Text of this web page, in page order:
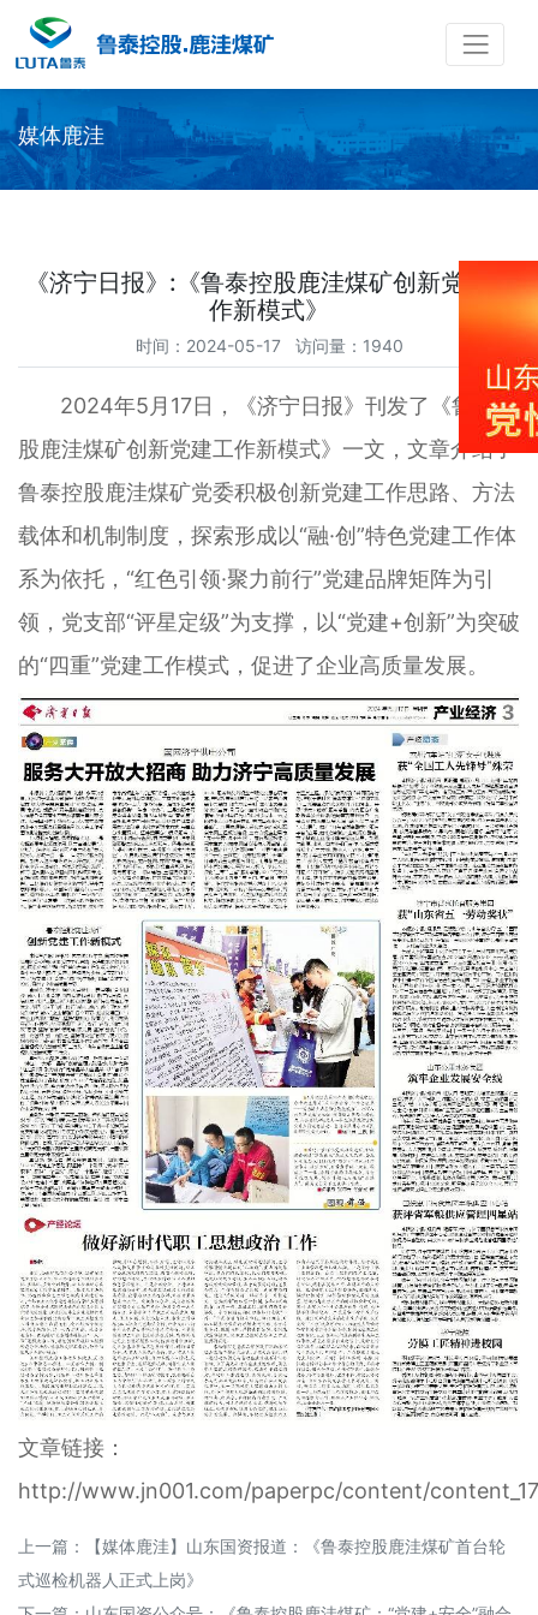
媒体鹿洼
《济宁日报》:《鲁泰控股鹿洼煤矿创新党建工
作新模式》
时间：2024-05-17 访问量：1940
2024年5月17日，《济宁日报》刊发了《鲁泰控
股鹿洼煤矿创新党建工作新模式》一文，文章介绍了
鲁泰控股鹿洼煤矿党委积极创新党建工作思路、方法
载体和机制制度，探索形成以“融·创”特色党建工作体
系为依托，“红色引领·聚力前行”党建品牌矩阵为引
领，党支部“评星定级”为支撑，以“党建+创新”为突破
的“四重”党建工作模式，促进了企业高质量发展。
文章链接：
http://www.jn001.com/paperpc/content/
上一篇：
【媒体鹿洼】山东国资报道：《鲁泰控股鹿洼煤矿首台轮
式巡检机器人正式上岗》